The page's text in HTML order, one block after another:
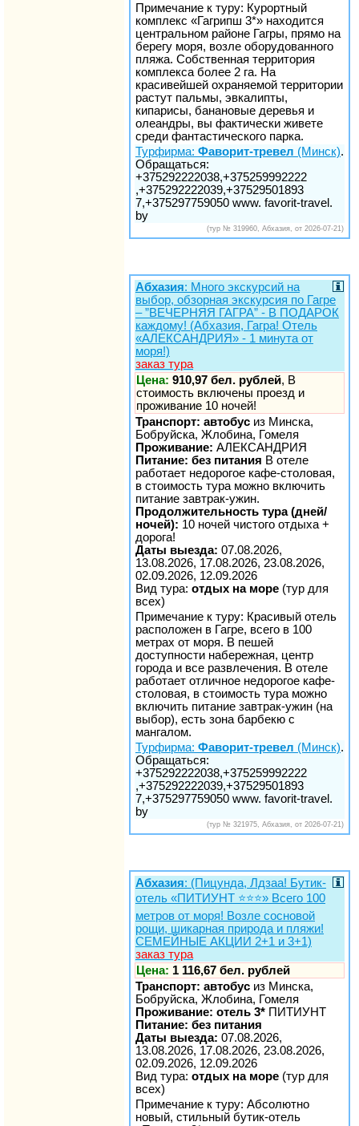
Примечание к туру: Курортный
комплекс «Гагрипш 3*» находится
центральном районе Гагры, прямо на
берегу моря, возле оборудованного
пляжа. Собственная территория
комплекса более 2 га. На
красивейшей охраняемой территории
растут пальмы, эвкалипты,
кипарисы, банановые деревья и
олеандры, вы фактически живете
среди фантастического парка.
Турфирма: Фаворит-тревел (Минск).
Обращаться:
+375292222038,+375259992222
,+375292222039,+37529501893
7,+375297759050 www. favorit-travel.
by
(тур № 319960, Абхазия, от 2026-07-21)
Абхазия: Много экскурсий на
выбор, обзорная экскурсия по Гагре
– ”ВЕЧЕРНЯЯ ГАГРА” - В ПОДАРОК
каждому! (Абхазия, Гагра! Отель
«АЛЕКСАНДРИЯ» - 1 минута от
моря!)
заказ тура
Цена: 910,97 бел. рублей, В
стоимость включены проезд и
проживание 10 ночей!
Транспорт: автобус из Минска,
Бобруйска, Жлобина, Гомеля
Проживание: АЛЕКСАНДРИЯ
Питание: без питания В отеле
работает недорогое кафе-столовая,
в стоимость тура можно включить
питание завтрак-ужин.
Продолжительность тура (дней/
ночей): 10 ночей чистого отдыха +
дорога!
Даты выезда: 07.08.2026,
13.08.2026, 17.08.2026, 23.08.2026,
02.09.2026, 12.09.2026
Вид тура: отдых на море (тур для
всех)
Примечание к туру: Красивый отель
расположен в Гагре, всего в 100
метрах от моря. В пешей
доступности набережная, центр
города и все развлечения. В отеле
работает отличное недорогое кафе-
столовая, в стоимость тура можно
включить питание завтрак-ужин (на
выбор), есть зона барбекю с
мангалом.
Турфирма: Фаворит-тревел (Минск).
Обращаться:
+375292222038,+375259992222
,+375292222039,+37529501893
7,+375297759050 www. favorit-travel.
by
(тур № 321975, Абхазия, от 2026-07-21)
Абхазия: (Пицунда, Лдзаа! Бутик-
отель «ПИТИУНТ ⭐️⭐️⭐️» Всего 100
метров от моря! Возле сосновой
рощи, шикарная природа и пляжи!
СЕМЕЙНЫЕ АКЦИИ 2+1 и 3+1)
заказ тура
Цена: 1 116,67 бел. рублей
Транспорт: автобус из Минска,
Бобруйска, Жлобина, Гомеля
Проживание: отель 3* ПИТИУНТ
Питание: без питания
Даты выезда: 07.08.2026,
13.08.2026, 17.08.2026, 23.08.2026,
02.09.2026, 12.09.2026
Вид тура: отдых на море (тур для
всех)
Примечание к туру: Абсолютно
новый, стильный бутик-отель